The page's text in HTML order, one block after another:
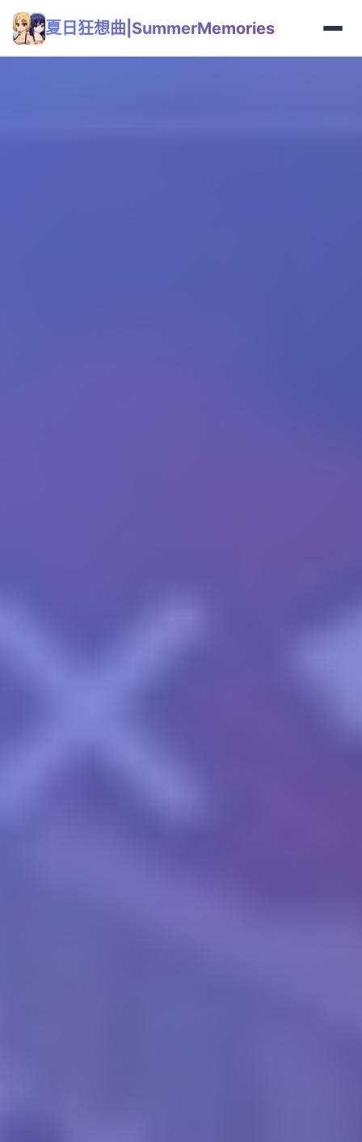
夏日狂想曲|SummerMemories